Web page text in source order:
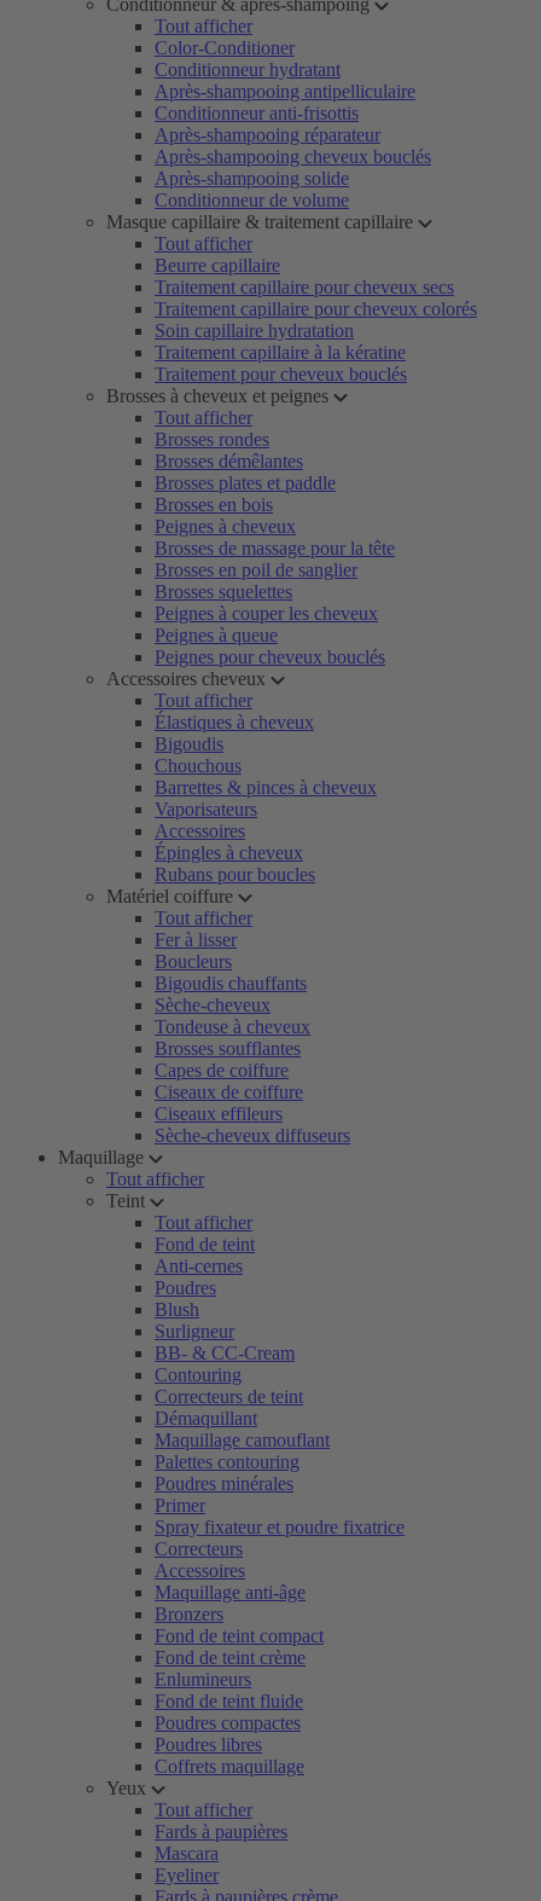
Conditionneur & après-shampoing
Tout afficher
Color-Conditioner
Conditionneur hydratant
Après-shampooing antipelliculaire
Conditionneur anti-frisottis
Après-shampooing réparateur
Après-shampooing cheveux bouclés
Après-shampooing solide
Conditionneur de volume
Masque capillaire & traitement capillaire
Tout afficher
Beurre capillaire
Traitement capillaire pour cheveux secs
Traitement capillaire pour cheveux colorés
Soin capillaire hydratation
Traitement capillaire à la kératine
Traitement pour cheveux bouclés
Brosses à cheveux et peignes
Tout afficher
Brosses rondes
Brosses démêlantes
Brosses plates et paddle
Brosses en bois
Peignes à cheveux
Brosses de massage pour la tête
Brosses en poil de sanglier
Brosses squelettes
Peignes à couper les cheveux
Peignes à queue
Peignes pour cheveux bouclés
Accessoires cheveux
Tout afficher
Élastiques à cheveux
Bigoudis
Chouchous
Barrettes & pinces à cheveux
Vaporisateurs
Accessoires
Épingles à cheveux
Rubans pour boucles
Matériel coiffure
Tout afficher
Fer à lisser
Boucleurs
Bigoudis chauffants
Sèche-cheveux
Tondeuse à cheveux
Brosses soufflantes
Capes de coiffure
Ciseaux de coiffure
Ciseaux effileurs
Sèche-cheveux diffuseurs
Maquillage
Tout afficher
Teint
Tout afficher
Fond de teint
Anti-cernes
Poudres
Blush
Surligneur
BB- & CC-Cream
Contouring
Correcteurs de teint
Démaquillant
Maquillage camouflant
Palettes contouring
Poudres minérales
Primer
Spray fixateur et poudre fixatrice
Correcteurs
Accessoires
Maquillage anti-âge
Bronzers
Fond de teint compact
Fond de teint crème
Enlumineurs
Fond de teint fluide
Poudres compactes
Poudres libres
Coffrets maquillage
Yeux
Tout afficher
Fards à paupières
Mascara
Eyeliner
Fards à paupières crème